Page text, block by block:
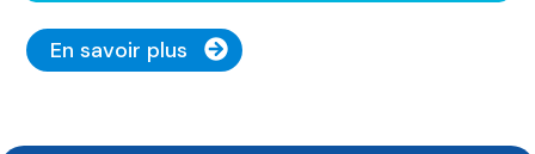
En savoir plus